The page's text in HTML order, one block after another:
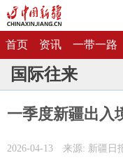
首页 资讯 一带一路
国际往来
一季度新疆出入
2026-04-13 来源: 新疆日